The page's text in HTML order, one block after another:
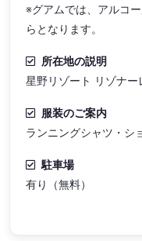
※グアムでは、アルコ
らとなります。
所在地の説明
星野リゾート リゾナー
服装のご案内
ランニングシャツ・シ
駐車場
有り（無料）